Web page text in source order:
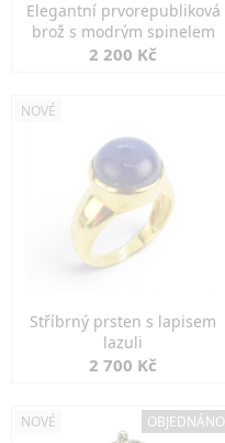
Elegantní prvorepubliková
brož s modrým spinelem
2 200 Kč
NOVÉ
Stříbrný prsten s lapisem
lazuli
2 700 Kč
NOVÉ OBJEDNÁNO